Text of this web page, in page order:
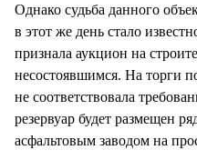
Однако судьба данного
в этот же день стало
признала аукцион на
несостоявшимся. На торги
не соответствовала
резервуар будет размещен
асфальтовым заводом на